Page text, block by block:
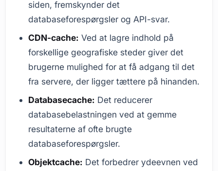
siden, fremskynder det
databaseforespørgsler og API-svar.
CDN-cache: Ved at lagre indhold på
forskellige geografiske steder giver det
brugerne mulighed for at få adgang til det
fra servere, der ligger tættere på hinanden.
Databasecache: Det reducerer
databasebelastningen ved at gemme
resultaterne af ofte brugte
databaseforespørgsler.
Objektcache: Det forbedrer ydeevnen ved